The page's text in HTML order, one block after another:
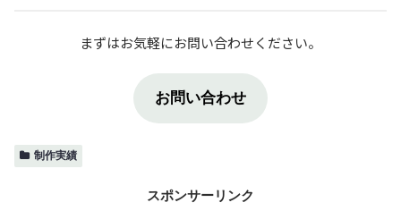
まずはお気軽にお問い合わせください。
お問い合わせ
制作実績
スポンサーリンク